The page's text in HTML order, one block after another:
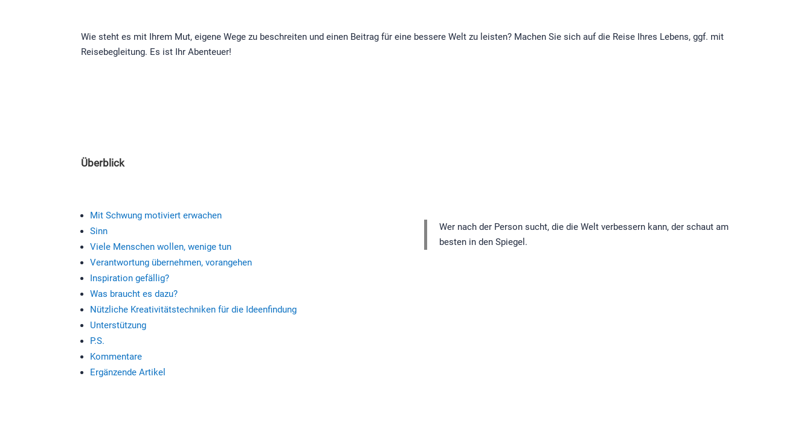
Wie steht es mit Ihrem Mut, eigene Wege zu beschreiten und einen Beitrag für eine bessere Welt zu leisten? Machen Sie sich auf die Reise Ihres Lebens, ggf. mit
Reisebegleitung. Es ist Ihr Abenteuer!
Überblick
Mit Schwung motiviert erwachen
Sinn
Viele Menschen wollen, wenige tun
Verantwortung übernehmen, vorangehen
Inspiration gefällig?
Was braucht es dazu?
Nützliche Kreativitätstechniken für die Ideenfindung
Unterstützung
P.S.
Kommentare
Ergänzende Artikel
Wer nach der Person sucht, die die Welt verbessern kann, der schaut am
besten in den Spiegel.